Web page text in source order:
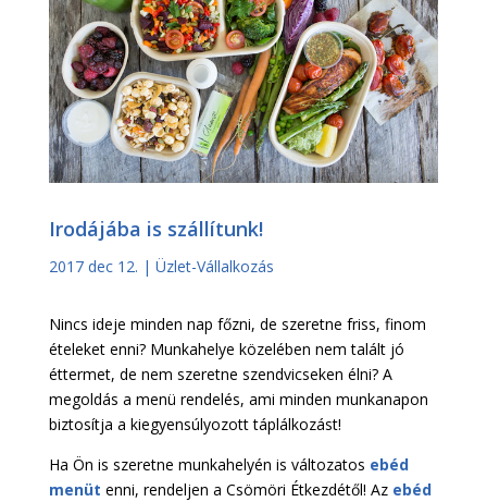
Irodájába is szállítunk!
2017 dec 12. | Üzlet-Vállalkozás
Nincs ideje minden nap főzni, de szeretne friss, finom
ételeket enni? Munkahelye közelében nem talált jó
éttermet, de nem szeretne szendvicseken élni? A
megoldás a menü rendelés, ami minden munkanapon
biztosítja a kiegyensúlyozott táplálkozást!
Ha Ön is szeretne munkahelyén is változatos ebéd
menüt enni, rendeljen a Csömöri Étkezdétől! Az ebéd